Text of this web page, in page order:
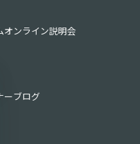
オンライン説明会
ーブログ